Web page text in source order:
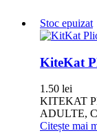
Stoc epuizat
KiteKat
1.50 lei
KITEKAT
ADULTE,
Citește mai